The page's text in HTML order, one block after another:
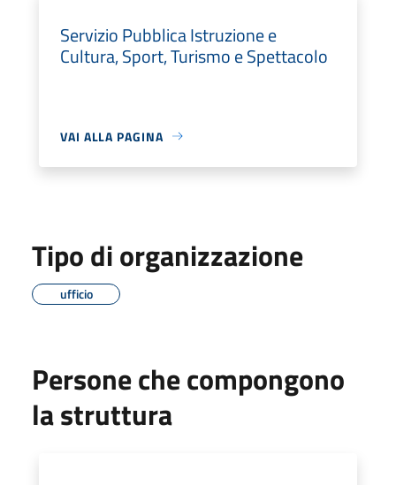
Servizio Pubblica Istruzione e
Cultura, Sport, Turismo e Spettacolo
VAI ALLA PAGINA
Tipo di organizzazione
ufficio
Persone che compongono
la struttura